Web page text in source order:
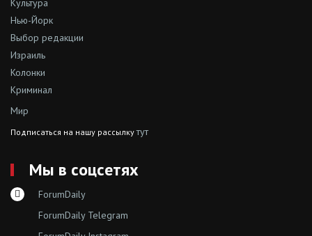
Культура
Нью-Йорк
Выбор редакции
Израиль
Колонки
Криминал
Мир
Подписаться на нашу рассылкутут
Мы в соцсетях
ForumDaily
ForumDaily Telegram